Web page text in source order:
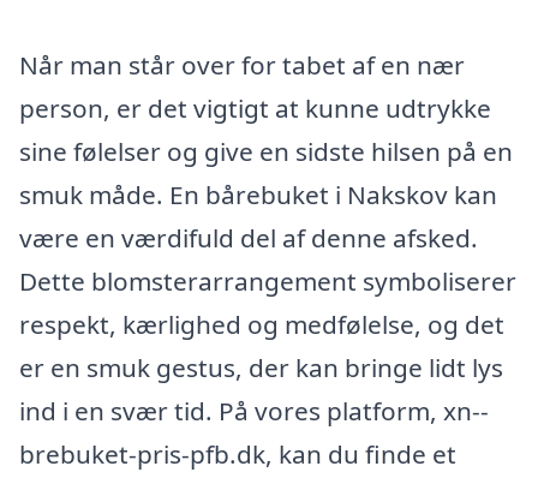
Når man står over for tabet af en nær
person, er det vigtigt at kunne udtrykke
sine følelser og give en sidste hilsen på en
smuk måde. En bårebuket i Nakskov kan
være en værdifuld del af denne afsked.
Dette blomsterarrangement symboliserer
respekt, kærlighed og medfølelse, og det
er en smuk gestus, der kan bringe lidt lys
ind i en svær tid. På vores platform, xn--
brebuket-pris-pfb.dk, kan du finde et